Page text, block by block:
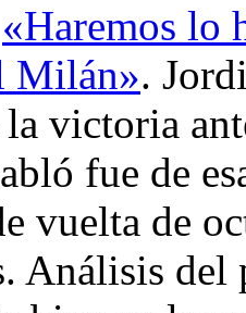
«Haremos lo
Milán».
la victoria
fue de
vuelta de
Análisis del